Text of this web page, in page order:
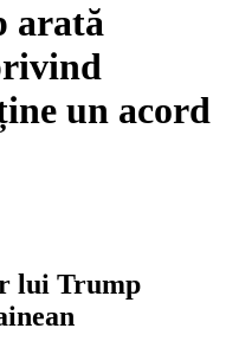
arată
un acord
lui Trump